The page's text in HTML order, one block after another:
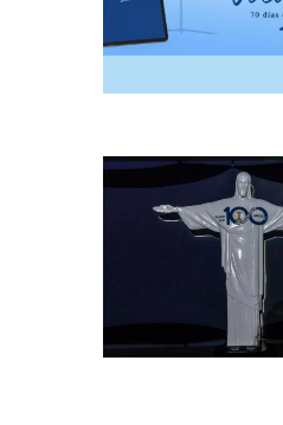
A primeira